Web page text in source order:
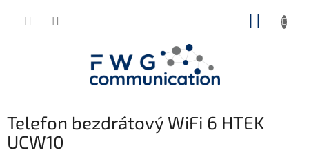
Telefon bezdrátový WiFi 6 HTEK
UCW10